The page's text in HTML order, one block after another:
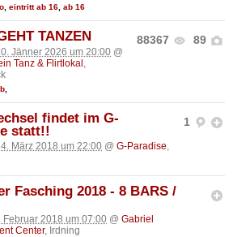
, eintritt ab 16, ab 16
88367 89
TANZEN
Jänner 2026 um 20:00 @
Tanz & Flirtlokal
1
findet im G-
statt!!
März 2018 um 22:00 @ G-Paradise,
Fasching 2018 - 8 BARS /
Februar 2018 um 07:00 @ Gabriel
Center, Irdning